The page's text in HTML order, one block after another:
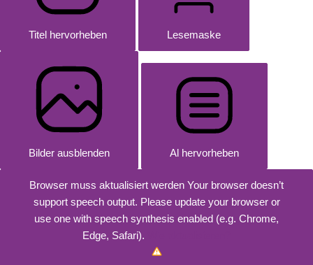
Titel hervorheben Lesemaske
Bilder ausblenden Al hervorheben
Browser muss aktualisiert werden Your browser doesn’t
support speech output. Please update your browser or
use one with speech synthesis enabled (e.g. Chrome,
Edge, Safari).